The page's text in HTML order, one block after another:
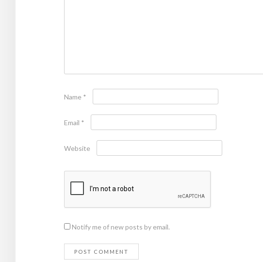
Name *
Email *
Website
Notify me of new posts by email.